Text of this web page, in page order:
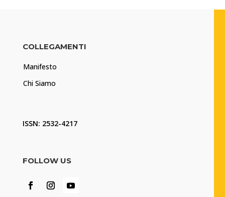
COLLEGAMENTI
Manifesto
Chi Siamo
ISSN: 2532-4217
FOLLOW US